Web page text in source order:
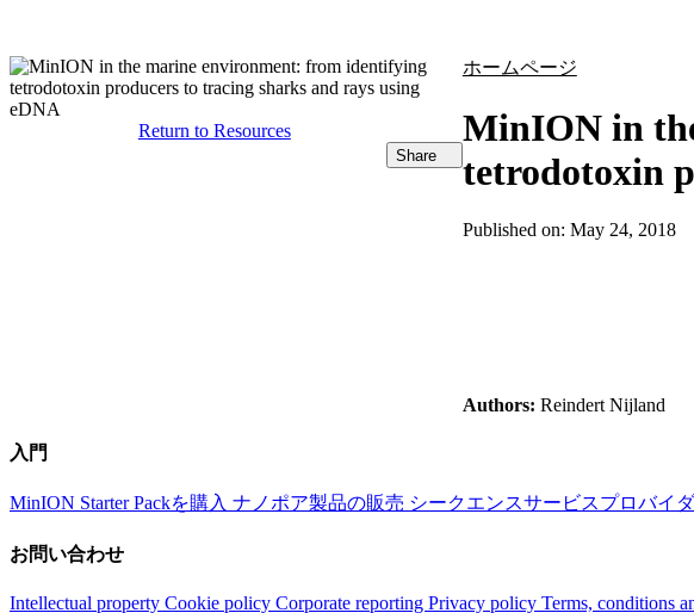
ホームページ
MinION in
tetrodotoxin
Return to Resources
Share
Published on: May 24, 2018
Authors: Reindert Nijland
入門
MinION Starter Packを購入 ナノポア製品の販売 シークエンスサービスプロバイ
お問い合わせ
Intellectual property Cookie policy Corporate reporting Privacy policy Terms, conditions